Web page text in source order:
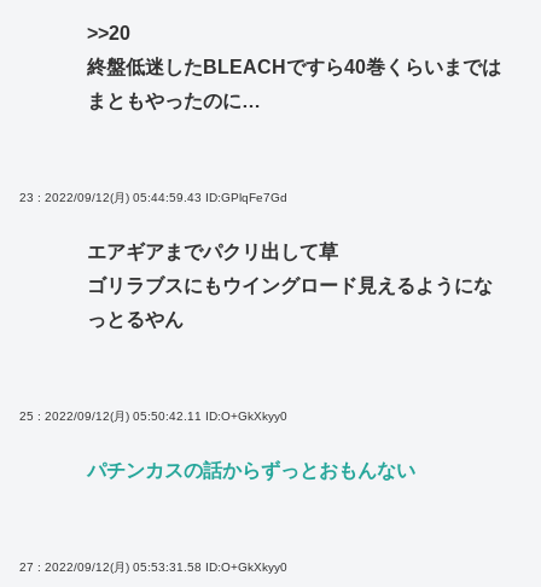
>>20
終盤低迷したBLEACHですら40巻くらいまでは
まともやったのに…
23 : 2022/09/12(月) 05:44:59.43 ID:GPlqFe7Gd
エアギアまでパクリ出して草
ゴリラブスにもウイングロード見えるようにな
っとるやん
25 : 2022/09/12(月) 05:50:42.11 ID:O+GkXkyy0
パチンカスの話からずっとおもんない
27 : 2022/09/12(月) 05:53:31.58 ID:O+GkXkyy0